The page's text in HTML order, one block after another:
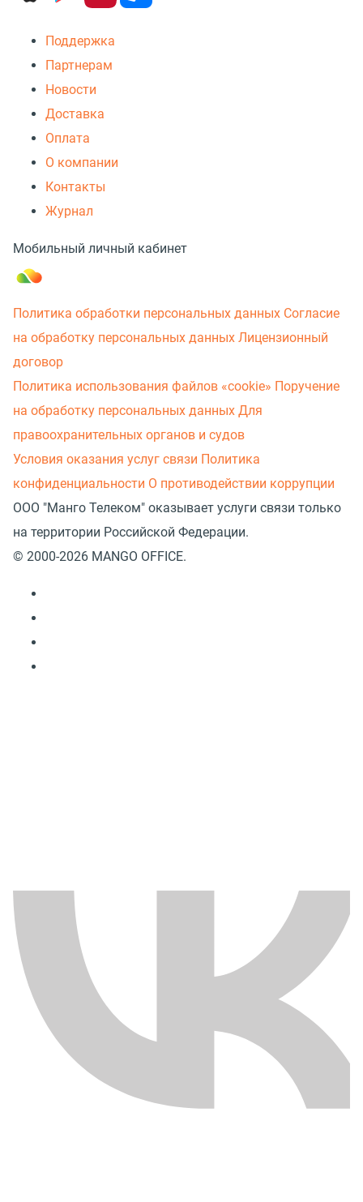
Поддержка
Партнерам
Новости
Доставка
Оплата
О компании
Контакты
Журнал
Мобильный личный кабинет
Политика обработки персональных данных Согласие
на обработку персональных данных Лицензионный
договор
Политика использования файлов «cookie» Поручение
на обработку персональных данных Для
правоохранительных органов и судов
Условия оказания услуг связи Политика
конфиденциальности О противодействии коррупции
ООО "Манго Телеком" оказывает услуги связи только
на территории Российской Федерации.
© 2000-2026 MANGO OFFICE.